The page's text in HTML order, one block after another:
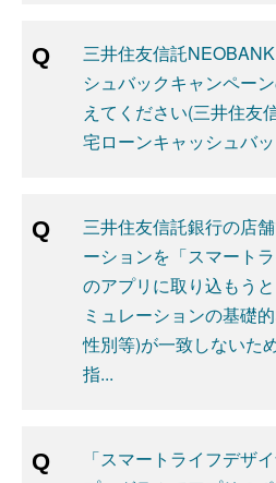
三井住友信託
シュバックキャンペー
えてください(三井住友
宅ローンキャッシュバ
三井住友信託銀行の店
ーションを「スマート
のアプリに取り込もう
ミュレーションの基礎
性別等)が一致しないた
指...
「スマートライフデザ